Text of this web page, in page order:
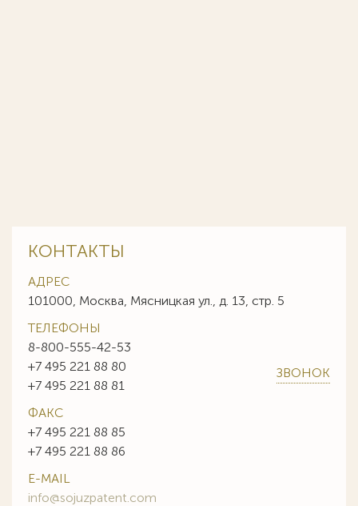
КОНТАКТЫ
АДРЕС
101000, Москва, Мясницкая ул., д. 13, стр. 5
ТЕЛЕФОНЫ
8-800-555-42-53
+7 495 221 88 80
+7 495 221 88 81
ЗВОНОК
ФАКС
+7 495 221 88 85
+7 495 221 88 86
E-MAIL
info@sojuzpatent.com